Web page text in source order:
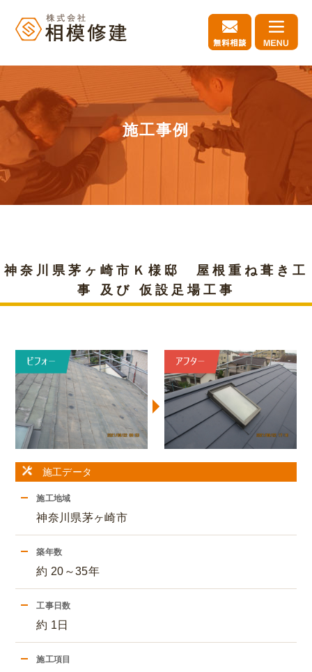
施工事例
神奈川県茅ヶ崎市Ｋ様邸 屋根重ね葺き工
事 及び 仮設足場工事
施工データ
施工地域
神奈川県茅ヶ崎市
築年数
約 20～35年
工事日数
約 1日
施工項目